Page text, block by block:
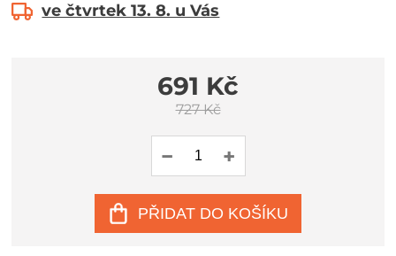
ve čtvrtek 13. 8. u Vás
691 Kč
727 Kč
PŘIDAT DO KOŠÍKU